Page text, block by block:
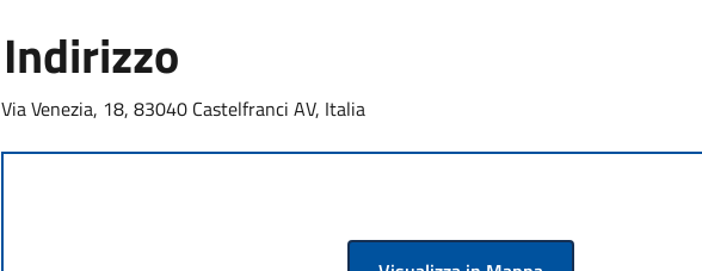
Indirizzo
Via Venezia, 18, 83040 Castelfranci AV, Italia